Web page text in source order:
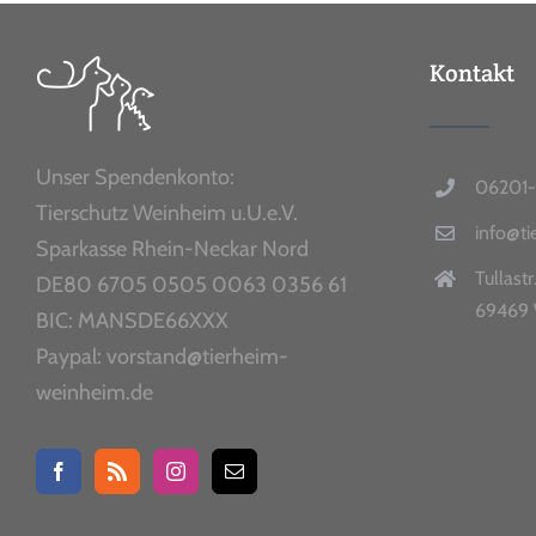
Unser Spendenkonto:
Tierschutz Weinheim u.U.e.V.
Sparkasse Rhein-Neckar Nord
DE80 6705 0505 0063 0356 61
BIC: MANSDE66XXX
Paypal: vorstand@tierheim-
weinheim.de
Kontakt
69469